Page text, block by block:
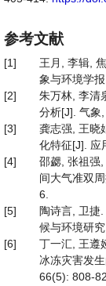
参考文献
[1]
王月, 李辑,
象与环境学
[2]
朱万林, 李清
分析[J]. 气象
[3]
龚志强, 王晓
化特征[J]. 应
[4]
邵勰, 张祖强
间大气准双
6.
[5]
陶诗言, 卫捷
候与环境研
[6]
丁一汇, 王遵
冰冻灾害发
66(5): 808-